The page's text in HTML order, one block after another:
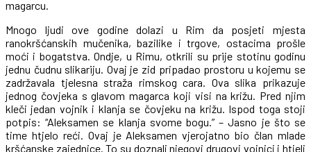
magarcu.
Mnogo ljudi ove godine dolazi u Rim da posjeti mjesta
ranokršćanskih mučenika, bazilike i trgove, ostacima prošle
moći i bogatstva. Ondje, u Rimu, otkrili su prije stotinu godinu
jednu čudnu slikariju. Ovaj je zid pripadao prostoru u kojemu se
zadržavala tjelesna straža rimskog cara. Ova slika prikazuje
jednog čovjeka s glavom magarca koji visi na križu. Pred njim
kleči jedan vojnik i klanja se čovjeku na križu. Ispod toga stoji
potpis: “Aleksamen se klanja svome bogu.” – Jasno je što se
time htjelo reći. Ovaj je Aleksamen vjerojatno bio član mlade
kršćanske zajednice. To su doznali njegovi drugovi vojnici i htjeli